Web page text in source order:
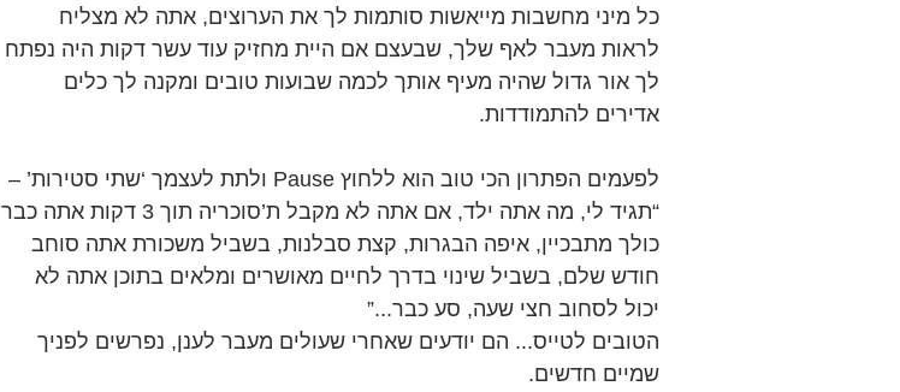
כל מיני מחשבות מייאשות סותמות לך את הערוצים, אתה לא מצליח
לראות מעבר לאף שלך, שבעצם אם היית מחזיק עוד עשר דקות היה נפתח
לך אור גדול שהיה מעיף אותך לכמה שבועות טובים ומקנה לך כלים
אדירים להתמודדות.
לפעמים הפתרון הכי טוב הוא ללחוץ Pause ולתת לעצמך ‘שתי סטירות’ –
“תגיד לי, מה אתה ילד, אם אתה לא מקבל ת’סוכריה תוך 3 דקות אתה כבר
כולך מתבכיין, איפה הבגרות, קצת סבלנות, בשביל משכורת אתה סוחב
חודש שלם, בשביל שינוי בדרך לחיים מאושרים ומלאים בתוכן אתה לא
יכול לסחוב חצי שעה, סע כבר...”
הטובים לטייס... הם יודעים שאחרי שעולים מעבר לענן, נפרשים לפניך
שמיים חדשים.